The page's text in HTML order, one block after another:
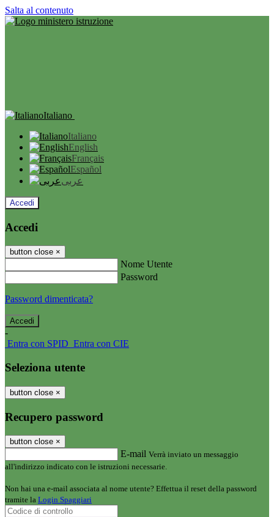
Salta al contenuto
Italiano
Italiano
English
Français
Español
عربى
Accedi
Accedi
button close ×
Nome Utente
Password
Password dimenticata?
-
Entra con SPID Entra con CIE
Seleziona utente
button close ×
Recupero password
button close ×
E-mail Verrà inviato un messaggio
all'indirizzo indicato con le istruzioni necessarie.
Non hai una e-mail associata al nome utente? Effettua il reset della password
tramite la Login Spaggiari